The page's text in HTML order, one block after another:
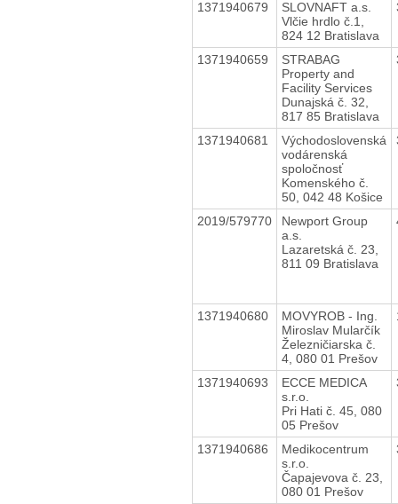
1371940679
SLOVNAFT a.s.
Vlčie hrdlo č.1,
824 12 Bratislava
1371940659
STRABAG
Property and
Facility Services
Dunajská č. 32,
817 85 Bratislava
1371940681
Východoslovenská
vodárenská
spoločnosť
Komenského č.
50, 042 48 Košice
2019/579770
Newport Group
a.s.
Lazaretská č. 23,
811 09 Bratislava
1371940680
MOVYROB - Ing.
Miroslav Mularčík
Železničiarska č.
4, 080 01 Prešov
1371940693
ECCE MEDICA
s.r.o.
Pri Hati č. 45, 080
05 Prešov
1371940686
Medikocentrum
s.r.o.
Čapajevova č. 23,
080 01 Prešov